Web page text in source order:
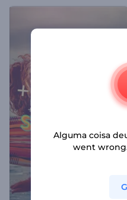
Alguma coisa
went